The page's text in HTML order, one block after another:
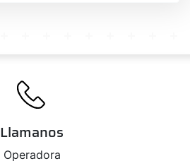
Llamanos
Operadora